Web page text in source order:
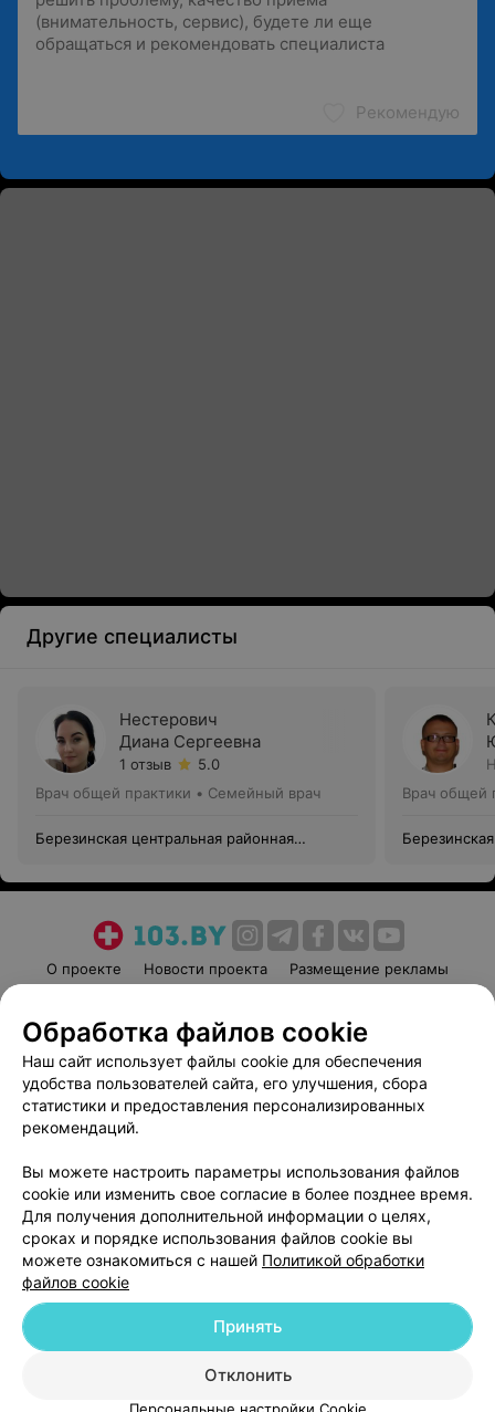
Рекомендую
Другие специалисты
Нестерович
Диана Сергеевна
1 отзыв
5.0
Врач общей практики • Семейный врач
Березинская центральная районная
Врач общей
О проекте Новости проекта
Размещение рекламы
Пользовательское соглашение
Способы оплаты
Вакансии
Партнеры
Написать руководителю 103.by
Обработка персональных данных
© 2026 ООО «Артокс Лаб», УНП 191700409
| 220012, Республика Беларусь,
Служба поддержки +375 291212755
Обработка файлов cookie
Наш сайт использует файлы cookie для обеспечения
удобства пользователей сайта, его улучшения, сбора
статистики и предоставления персонализированных
рекомендаций.
Вы можете настроить параметры использования файлов
cookie или изменить свое согласие в более позднее время.
Для получения дополнительной информации о целях,
сроках и порядке использования файлов cookie вы
можете ознакомиться с нашей Политикой обработки
файлов cookie
Отклонить
Принять